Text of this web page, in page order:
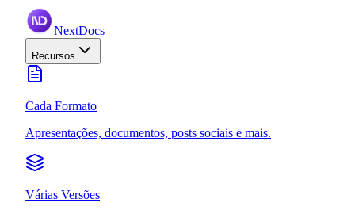
NextDocs
Recursos
Cada Formato
Apresentações, documentos, posts sociais e mais.
Várias Versões